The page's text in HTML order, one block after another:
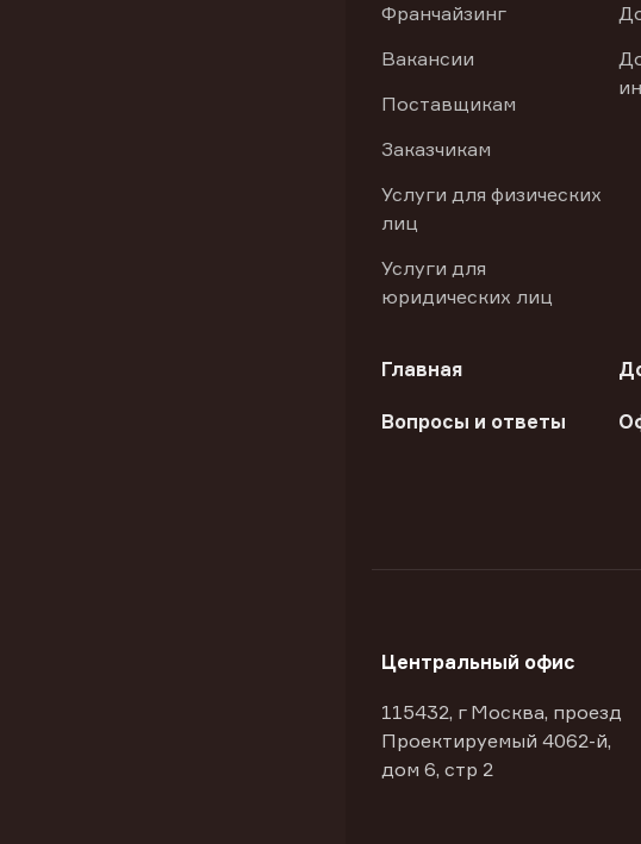
Франчайзинг
Вакансии
Поставщикам
Заказчикам
Услуги для физических
лиц
Услуги для
юридических лиц
Главная
Вопросы и ответы
Центральный офис
115432, г Москва, проезд
Проектируемый 4062-й,
дом 6, стр 2